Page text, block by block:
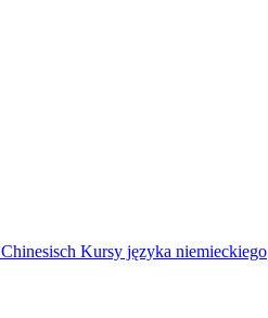
Chinesisch Kursy języka niemieckiego